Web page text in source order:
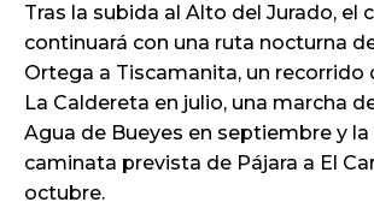
Tras la subida al Alto del Jurado, el
continuará con una ruta nocturna
Ortega a Tiscamanita, un recorrido
La Caldereta en julio, una marcha
Agua de Bueyes en septiembre y
caminata prevista de Pájara a El
octubre.